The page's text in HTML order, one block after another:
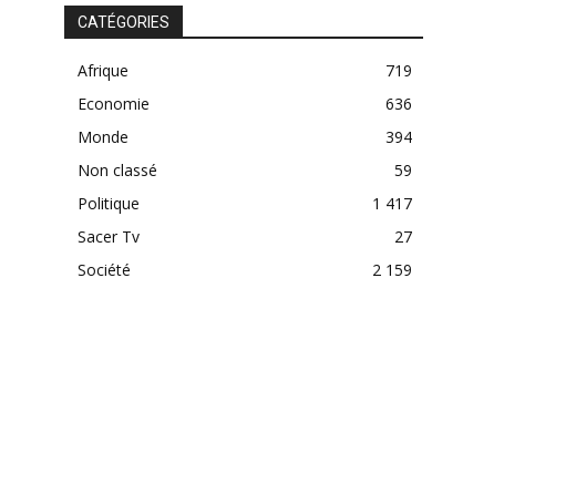
CATÉGORIES
Afrique
719
Economie
636
Monde
394
Non classé
59
Politique
1 417
Sacer Tv
27
Société
2 159